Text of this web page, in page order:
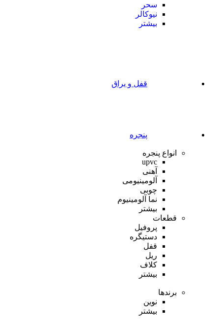
سحر
نیوکالر
بیشتر
قفل و یراق
پنجره
انواع پنجره
upvc
آهنی
آلومینیومی
چوبی
نما آلومینیوم
بیشتر
قطعات
پروفیل
دستیگره
قفل
ریل
کلاف
بیشتر
برندها
نوین
بیشتر